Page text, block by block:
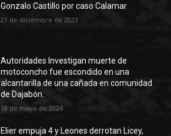
Gonzalo Castillo por caso Calamar
21 de diciembre de 2023
Autoridades Investigan muerte de
motoconcho fue escondido en una
alcantarilla de una cañada en comunidad
de Dajabón.
18 de mayo de 2024
Elier empuja 4 y Leones derrotan Licey,